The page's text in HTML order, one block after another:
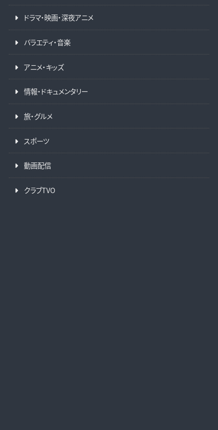
ドラマ・映画・深夜アニメ
バラエティ・音楽
アニメ・キッズ
情報・ドキュメンタリー
旅・グルメ
スポーツ
動画配信
クラブTVO